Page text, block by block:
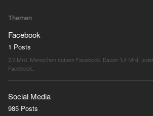
Themen
Facebook
1 Posts
2,2 Mrd. Menschen nutzen Facebook. Davon 1,4 Mrd.
Facebook…
Social Media
985 Posts